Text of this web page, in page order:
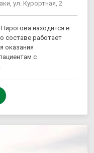
ул. Курортная, 2
находится в
составе работает
оказания
с